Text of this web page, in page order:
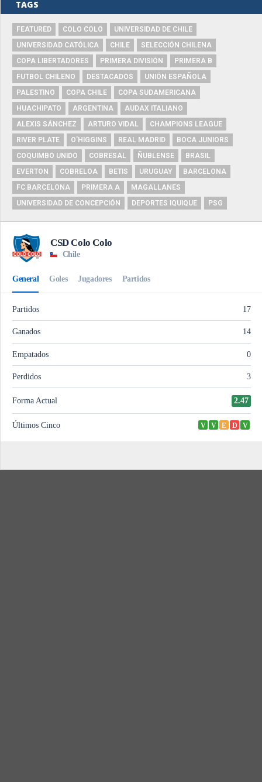
TAGS
FEATURED COLO COLO
UNIVERSIDAD DE CHILE
UNIVERSIDAD CATÓLICA
CHILE
SELECCIÓN CHILENA
COPA LIBERTADORES
PRIMERA DIVISIÓN
PRIMERA B
FUTBOL CHILENO
DESTACADOS
UNIÓN ESPAÑOLA
PALESTINO
COPA CHILE
COPA SUDAMERICANA
HUACHIPATO
ARGENTINA
AUDAX ITALIANO
ALEXIS SÁNCHEZ
ARTURO VIDAL
CHAMPIONS LEAGUE
RIVER PLATE
O'HIGGINS REAL MADRID
BOCA JUNIORS
COQUIMBO UNIDO
COBRESAL ÑUBLENSE
BRASIL
EVERTON
COBRELOA BETIS URUGUAY
BARCELONA
FC BARCELONA
PRIMERA A
MAGALLANES
UNIVERSIDAD DE CONCEPCIÓN
DEPORTES IQUIQUE PSG